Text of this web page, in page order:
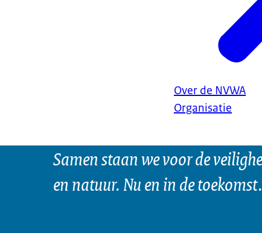
Over de NVWA
Organisatie
Samen staan we voor de
en natuur. Nu en in de toekomst.